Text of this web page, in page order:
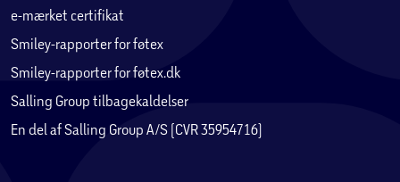
e-mærket certifikat
Smiley-rapporter for føtex
Smiley-rapporter for føtex.dk
Salling Group tilbagekaldelser
En del af Salling Group A/S (CVR 35954716)